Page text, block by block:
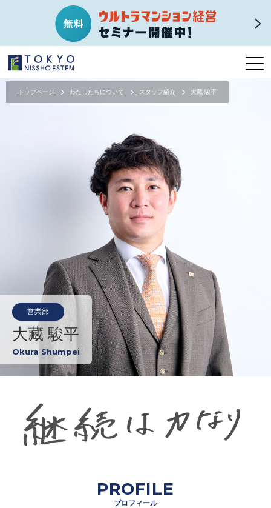
トップページ わたしたちについて スタッフ紹介 大藏 駿平
営業部
大藏 駿平
Okura Shumpei
PROFILE
プロフィール